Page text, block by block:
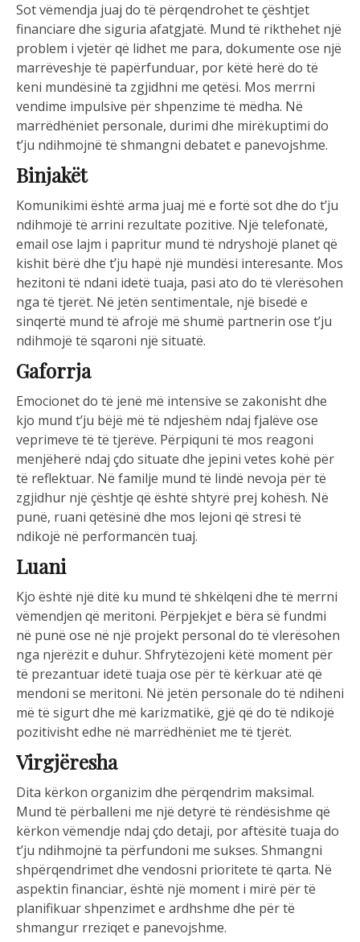
Sot vëmendja juaj do të përqendrohet te çështjet
financiare dhe siguria afatgjatë. Mund të rikthehet një
problem i vjetër që lidhet me para, dokumente ose një
marrëveshje të papërfunduar, por këtë herë do të
keni mundësinë ta zgjidhni me qetësi. Mos merrni
vendime impulsive për shpenzime të mëdha. Në
marrëdhëniet personale, durimi dhe mirëkuptimi do
t’ju ndihmojnë të shmangni debatet e panevojshme.
Binjakët
Komunikimi është arma juaj më e fortë sot dhe do t’ju
ndihmojë të arrini rezultate pozitive. Një telefonatë,
email ose lajm i papritur mund të ndryshojë planet që
kishit bërë dhe t’ju hapë një mundësi interesante. Mos
hezitoni të ndani idetë tuaja, pasi ato do të vlerësohen
nga të tjerët. Në jetën sentimentale, një bisedë e
sinqertë mund të afrojë më shumë partnerin ose t’ju
ndihmojë të sqaroni një situatë.
Gaforrja
Emocionet do të jenë më intensive se zakonisht dhe
kjo mund t’ju bëjë më të ndjeshëm ndaj fjalëve ose
veprimeve të të tjerëve. Përpiquni të mos reagoni
menjëherë ndaj çdo situate dhe jepini vetes kohë për
të reflektuar. Në familje mund të lindë nevoja për të
zgjidhur një çështje që është shtyrë prej kohësh. Në
punë, ruani qetësinë dhe mos lejoni që stresi të
ndikojë në performancën tuaj.
Luani
Kjo është një ditë ku mund të shkëlqeni dhe të merrni
vëmendjen që meritoni. Përpjekjet e bëra së fundmi
në punë ose në një projekt personal do të vlerësohen
nga njerëzit e duhur. Shfrytëzojeni këtë moment për
të prezantuar idetë tuaja ose për të kërkuar atë që
mendoni se meritoni. Në jetën personale do të ndiheni
më të sigurt dhe më karizmatikë, gjë që do të ndikojë
pozitivisht edhe në marrëdhëniet me të tjerët.
Virgjëresha
Dita kërkon organizim dhe përqendrim maksimal.
Mund të përballeni me një detyrë të rëndësishme që
kërkon vëmendje ndaj çdo detaji, por aftësitë tuaja do
t’ju ndihmojnë ta përfundoni me sukses. Shmangni
shpërqendrimet dhe vendosni prioritete të qarta. Në
aspektin financiar, është një moment i mirë për të
planifikuar shpenzimet e ardhshme dhe për të
shmangur rreziqet e panevojshme.